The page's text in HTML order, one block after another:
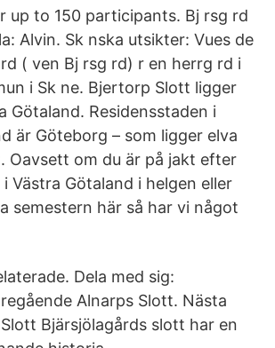
up to 150 participants. Bj rsg rd
Alvin. Sk nska utsikter: Vues de
( ven Bj rsg rd) r en herrg rd i
i Sk ne. Bjertorp Slott ligger
Götaland. Residensstaden i
är Göteborg – som ligger elva
Oavsett om du är på jakt efter
Västra Götaland i helgen eller
semestern här så har vi något
Dela med sig:
Alnarps Slott. Nästa
Bjärsjölagårds slott har en